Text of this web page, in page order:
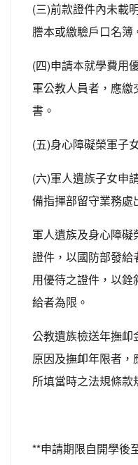
(三)前款證件內未載
謄本或繳驗戶口名簿
(四)申請本就學費用
軍公教人員者，應
書。
(五)身心障礙榮軍子
(六)軍人遺族子女申
備指揮部留守業務處
軍人遺族及身心障
證件，以國防部發給
用優待之證件，以
給者為限。
公教遺族檢送年撫
原因及撫卹年限者
所填當時之法規條款
**申請期限自開學後